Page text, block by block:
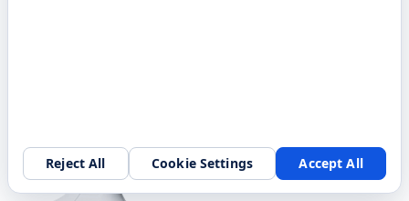
Reject All Cookie Settings Accept All